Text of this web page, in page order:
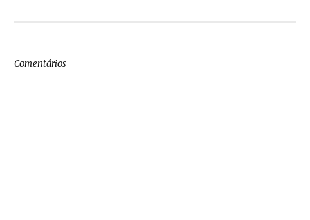
Comentários